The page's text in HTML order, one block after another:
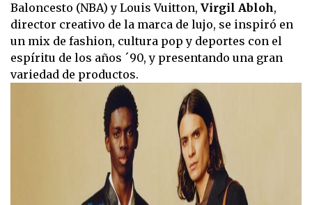
Baloncesto (NBA) y Louis Vuitton, Virgil Abloh,
director creativo de la marca de lujo, se inspiró en
un mix de fashion, cultura pop y deportes con el
espíritu de los años ´90, y presentando una gran
variedad de productos.